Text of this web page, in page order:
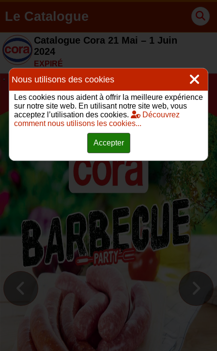
Le Catalogue
Catalogue Cora 21 Mai – 1 Juin
2024
EXPIRÉ
Nous utilisons des cookies
Les cookies nous aident à offrir la meilleure expérience
sur notre site web. En utilisant notre site web, vous
acceptez l’utilisation des cookies.
Découvrez
comment nous utilisons les cookies...
Accepter